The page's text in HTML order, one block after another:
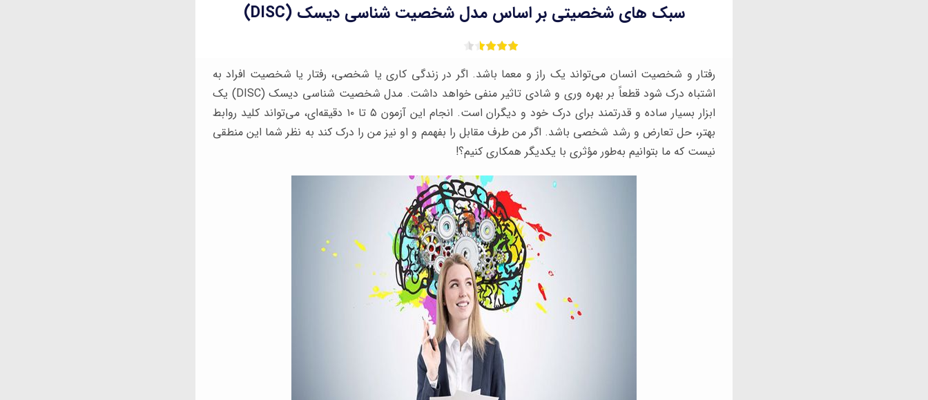
سبک های شخصیتی بر اساس مدل شخصیت شناسی دیسک (DISC)
رفتار و شخصیت انسان می‌تواند یک راز و معما باشد. اگر در زندگی کاری یا شخصی، رفتار یا شخصیت افراد به
اشتباه درک شود قطعاً بر بهره وری و شادی تاثیر منفی خواهد داشت. مدل شخصیت شناسی دیسک (DISC) یک
ابزار بسیار ساده و قدرتمند برای درک خود و دیگران است. انجام این آزمون ۵ تا ۱۰ دقیقه‌ای، می‌تواند کلید روابط
بهتر، حل تعارض و رشد شخصی باشد. اگر من طرف مقابل را بفهمم و او نیز من را درک کند به نظر شما این منطقی
نیست که ما بتوانیم به‌طور مؤثری با یکدیگر همکاری کنیم؟!